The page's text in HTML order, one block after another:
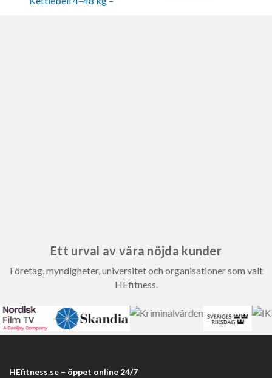
Ett urval av våra nöjda kunder
Företag, myndigheter, universitet och organisationer som valt
HEfitness.
HEfitness.se – öppet online 24/7